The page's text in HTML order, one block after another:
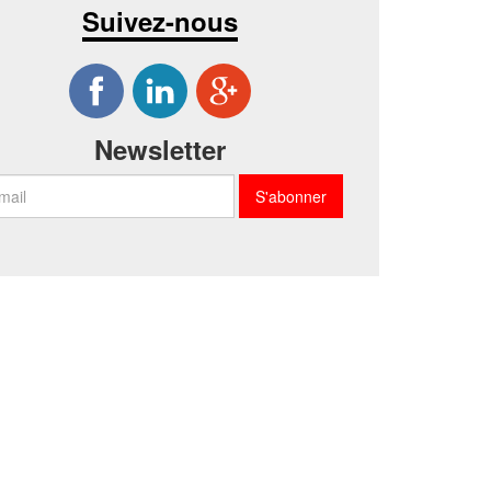
Suivez-nous
Newsletter
S'abonner